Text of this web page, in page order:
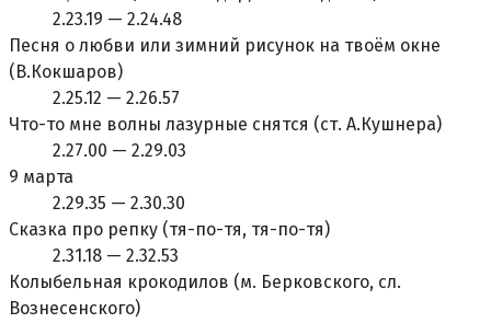
2.23.19 — 2.24.48
Песня о любви или зимний рисунок на твоём окне
(В.Кокшаров)
2.25.12 — 2.26.57
Что-то мне волны лазурные снятся (ст. А.Кушнера)
2.27.00 — 2.29.03
9 марта
2.29.35 — 2.30.30
Сказка про репку (тя-по-тя, тя-по-тя)
2.31.18 — 2.32.53
Колыбельная крокодилов (м. Берковского, сл.
Вознесенского)